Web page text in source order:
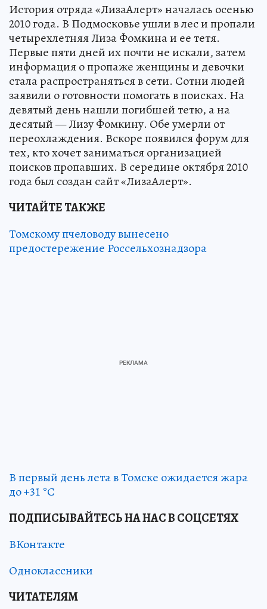
История отряда «ЛизаАлерт» началась осенью
2010 года. В Подмосковье ушли в лес и пропали
четырехлетняя Лиза Фомкина и ее тетя.
Первые пяти дней их почти не искали, затем
информация о пропаже женщины и девочки
стала распространяться в сети. Сотни людей
заявили о готовности помогать в поисках. На
девятый день нашли погибшей тетю, а на
десятый — Лизу Фомкину. Обе умерли от
переохлаждения. Вскоре появился форум для
тех, кто хочет заниматься организацией
поисков пропавших. В середине октября 2010
года был создан сайт «ЛизаАлерт».
ЧИТАЙТЕ ТАКЖЕ
Томскому пчеловоду вынесено
предостережение Россельхознадзора
В первый день лета в Томске ожидается жара
до +31 °С
ПОДПИСЫВАЙТЕСЬ НА НАС В СОЦСЕТЯХ
ВКонтакте
Одноклассники
ЧИТАТЕЛЯМ